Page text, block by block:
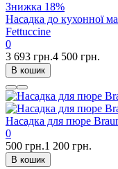
Знижка 18%
Насадка до кухонної
Fettuccine
0
3 693 грн.4 500 грн.
В кошик
Насадка для пюре
0
500 грн.1 200 грн.
В кошик